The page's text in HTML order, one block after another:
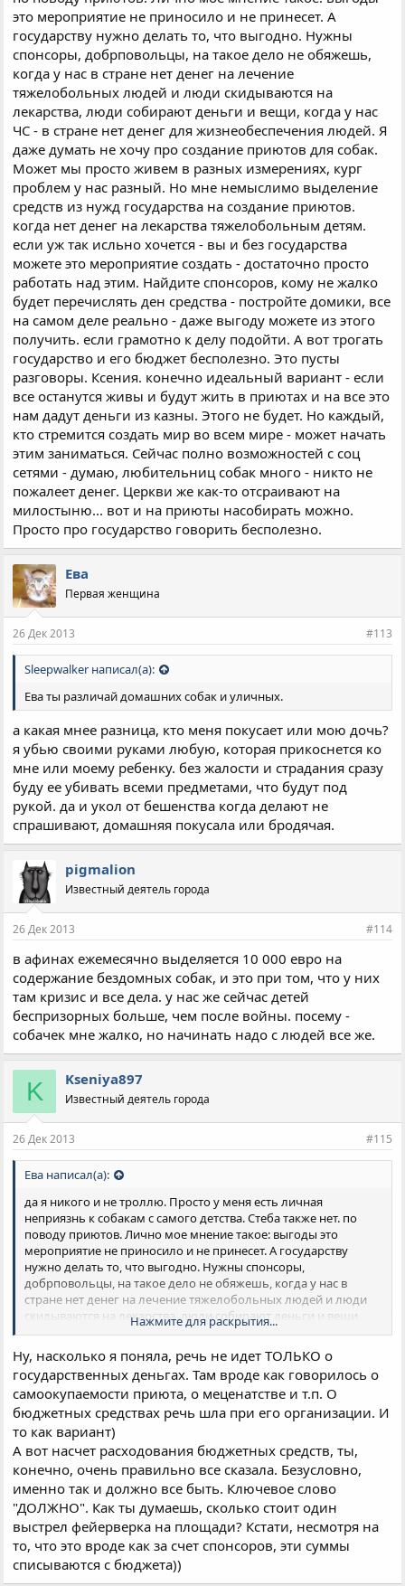
это мероприятие не приносило и не принесет. А
государству нужно делать то, что выгодно. Нужны
спонсоры, добрповольцы, на такое дело не обяжешь,
когда у нас в стране нет денег на лечение
тяжелобольных людей и люди скидываются на
лекарства, люди собирают деньги и вещи, когда у нас
ЧС - в стране нет денег для жизнеобеспечения людей. Я
даже думать не хочу про создание приютов для собак.
Может мы просто живем в разных измерениях, кург
проблем у нас разный. Но мне немыслимо выделение
средств из нужд государства на создание приютов.
когда нет денег на лекарства тяжелобольным детям.
если уж так исльно хочется - вы и без государства
можете это мероприятие создать - достаточно просто
работать над этим. Найдите спонсоров, кому не жалко
будет перечислять ден средства - постройте домики, все
на самом деле реально - даже выгоду можете из этого
получить. если грамотно к делу подойти. А вот трогать
государство и его бюджет бесполезно. Это пусты
разговоры. Ксения. конечно идеальный вариант - если
все останутся живы и будут жить в приютах и на все это
нам дадут деньги из казны. Этого не будет. Но каждый,
кто стремится создать мир во всем мире - может начать
этим заниматься. Сейчас полно возможностей с соц
сетями - думаю, любительниц собак много - никто не
пожалеет денег. Церкви же как-то отсраивают на
милостыню... вот и на приюты насобирать можно.
Просто про государство говорить бесполезно.
Ева
Первая женщина
26 Дек 2013 #113
Sleepwalker написал(а):
Ева ты различай домашних собак и уличных.
а какая мнее разница, кто меня покусает или мою дочь?
я убью своими руками любую, которая прикоснется ко
мне или моему ребенку. без жалости и страдания сразу
буду ее убивать всеми предметами, что будут под
рукой. да и укол от бешенства когда делают не
спрашивают, домашняя покусала или бродячая.
pigmalion
Известный деятель города
26 Дек 2013 #114
в афинах ежемесячно выделяется 10 000 евро на
содержание бездомных собак, и это при том, что у них
там кризис и все дела. у нас же сейчас детей
беспризорных больше, чем после войны. посему -
собачек мне жалко, но начинать надо с людей все же.
K Kseniya897
Известный деятель города
26 Дек 2013 #115
Ева написал(а):
да я никого и не троллю. Просто у меня есть личная
неприязнь к собакам с самого детства. Стеба также нет. по
поводу приютов. Лично мое мнение такое: выгоды это
мероприятие не приносило и не принесет. А государству
нужно делать то, что выгодно. Нужны спонсоры,
добрповольцы, на такое дело не обяжешь, когда у нас в
стране нет денег на лечение тяжелобольных людей и люди
скидываются на лекарства, люди собирают деньги и вещи,
когда у нас ЧС - в стране нет денег для жизнеобеспечения
людей. Я даже думать не хочу про создание приютов для
собак. Может мы просто живем в разных измерениях, кург
проблем у нас разный. Но мне немыслимо выделение средств
из нужд государства на создание приютов. когда нет денег на
лекарства тяжелобольным детям. если уж так исльно хочется
- вы и без государства можете это мероприятие создать -
достаточно просто работать над этим. Найдите спонсоров,
кому не жалко будет перечислять ден средства - постройте
домики, все на самом деле реально - даже выгоду можете из
этого получить. если грамотно к делу подойти. А вот трогать
государство и его бюджет бесполезно. Это пусты разговоры.
Ксения. конечно идеальный вариант - если все останутся
живы и будут жить в приютах и на все это нам дадут деньги из
казны. Этого не будет. Но каждый, кто стремится создать мир
во всем мире - может начать этим заниматься. Сейчас полно
Нажмите для раскрытия...
Ну, насколько я поняла, речь не идет ТОЛЬКО о
государственных деньгах. Там вроде как говорилось о
самоокупаемости приюта, о меценатстве и т.п. О
бюджетных средствах речь шла при его организации. И
то как вариант)
А вот насчет расходования бюджетных средств, ты,
конечно, очень правильно все сказала. Безусловно,
именно так и должно все быть. Ключевое слово
"ДОЛЖНО". Как ты думаешь, сколько стоит один
выстрел фейерверка на площади? Кстати, несмотря на
то, что это вроде как за счет спонсоров, эти суммы
списываются с бюджета))